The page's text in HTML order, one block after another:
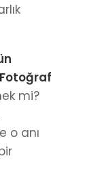
Fotoğraf
mi?
o anı